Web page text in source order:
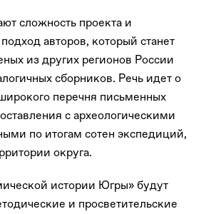
сложность проекта и
авторов, который станет
из других регионов России
сборников. Речь идет о
перечня письменных
с археологическими
по итогам сотен экспедиций,
округа.
истории Югры» будут
и просветительские